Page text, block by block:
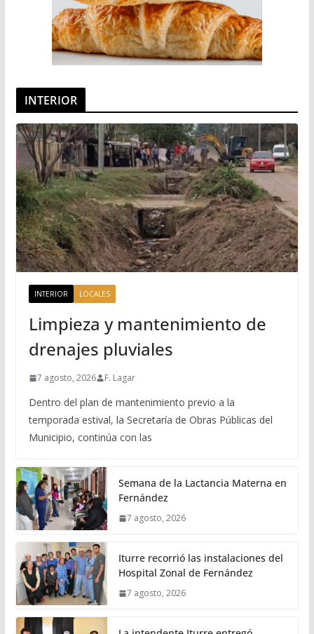
INTERIOR
INTERIOR LOCALES
Limpieza y mantenimiento de
drenajes pluviales
7 agosto, 2026 F. Lagar
Dentro del plan de mantenimiento previo a la
temporada estival, la Secretaría de Obras Públicas del
Municipio, continúa con las
Semana de la Lactancia Materna en
Fernández
7 agosto, 2026
Iturre recorrió las instalaciones del
Hospital Zonal de Fernández
7 agosto, 2026